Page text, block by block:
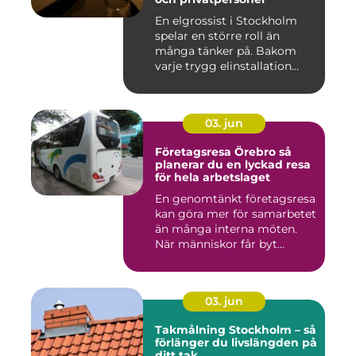
En elgrossist i Stockholm
spelar en större roll än
många tänker på. Bakom
varje trygg elinstallation...
03. jun
Företagsresa Örebro så
planerar du en lyckad resa
för hela arbetslaget
En genomtänkt företagsresa
kan göra mer för samarbetet
än många interna möten.
När människor får byt...
03. jun
Takmålning Stockholm – så
förlänger du livslängden på